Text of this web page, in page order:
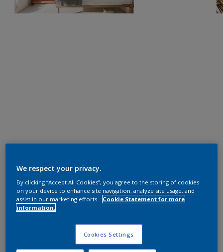
We respect your privacy.
By clicking “Accept All Cookies”, you agree to the storing of cookies
on your device to enhance site navigation, analyze site usage, and
assist in our marketing efforts.
Cookie Statement for more
information.
Cookies Settings